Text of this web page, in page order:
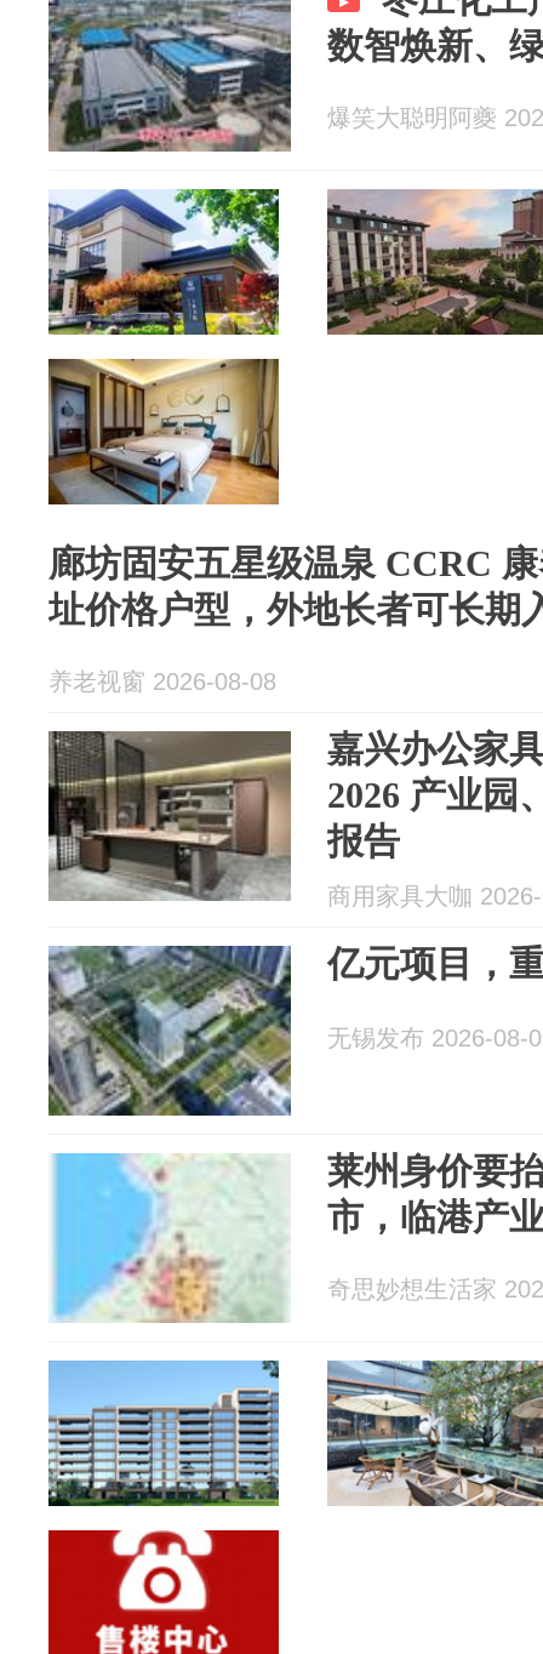
数智焕新、
爆笑大聪明阿夔
廊坊固安五星级温泉 CCRC
址价格户型，外地长者可长期
养老视窗 2026-08-08
嘉兴办公家
2026 产业园
报告
商用家具大咖
亿元项目，
无锡发布 2026-08-
莱州身价要
市，临港产
奇思妙想生活家